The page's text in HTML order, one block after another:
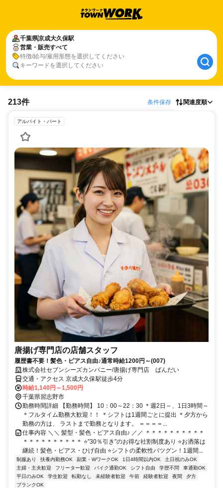
千葉県京成大久保駅
営業・販売すべて
特徴/給与/雇用形態を選択してください
キーワードを選択してください
213件 条件保存 関連度順
アルバイト・パート
唐揚げ専門店の店舗スタッフ
履歴書不要！髪色・ピアス自由♪通常時給1200円～(007)
株式会社セブンシーズカンパニー/唐揚げ専門店 ばんだい
交通・アクセス 京成大久保駅徒歩4分
時給1,140円～1,500円
千葉県習志野市
勤務時間詳細 【勤務時間】 10：00～22：30 ＊週2日～、1日3時間～
＊フルタイム勤務大歓迎！！ ＊シフトは1週間ごとに提出 ＊夕方から
勤務の方は、 ラストまで勤務となります。 ＝＝＝＝...
仕事内容 ＼＼ 髪型・髪色・ピアス自由♪ ／／ ＊＊＊＊＊＊＊＊＊＊
＊＊＊＊＊＊＊＊＊＊ ⭐”30％引き”のお得な社割制度あり ⭐お洒落は
継続！髪色・ピアス・ひげ自由 ⭐シフトの柔軟性バツグン！1週間...
制服あり 扶養内勤務OK 副業・WワークOK 1日4時間以内OK
土日祝のみOK
主婦・主夫歓迎
フリーター歓迎 バイク通勤OK シフト自由 学歴不問
車通勤OK
平日のみOK
学生歓迎 転勤なし 未経験者歓迎 午前 経験者歓迎 夜間
夕方
ブランクOK